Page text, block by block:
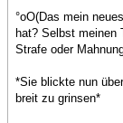
°oO(Das mein
hat? Selbst meinen
Strafe oder
*Sie blickte nun
breit zu grinsen*